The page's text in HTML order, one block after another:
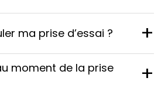
ma prise d’essai ? +
moment de la prise
+